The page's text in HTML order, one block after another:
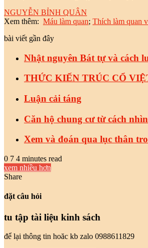
NGUYỄN BỈNH QUÂN
Xem thêm: Máu làm quan; Thích làm quan
bài viết gần đây
Nhật nguyên Bát tự và cách
THỨC KIẾN TRÚC CỔ
Luận cải táng
Căn hộ chung cư từ cách
Xem và đoán qua lục thân
0 7 4 minutes read
xem nhiều hơn
Share
sẻ
email
đặt câu hỏi
tu tập tài liệu kinh sách
để lại thông tin hoăc kb zalo 0988611829